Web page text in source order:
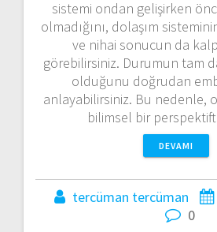
sistemi ondan gelişirken
olmadığını, dolaşım
ve nihai sonucun da
görebilirsiniz. Durumun tam
olduğunu doğrudan
anlayabilirsiniz. Bu nedenle,
bilimsel bir
DEVAMI
tercüman tercüman
0